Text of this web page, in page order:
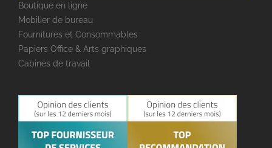
Boutique en ligne
Mobilier de bureau
Fournitures et Consommables
Papiers Office & Arts graphiques
Cabines de travail